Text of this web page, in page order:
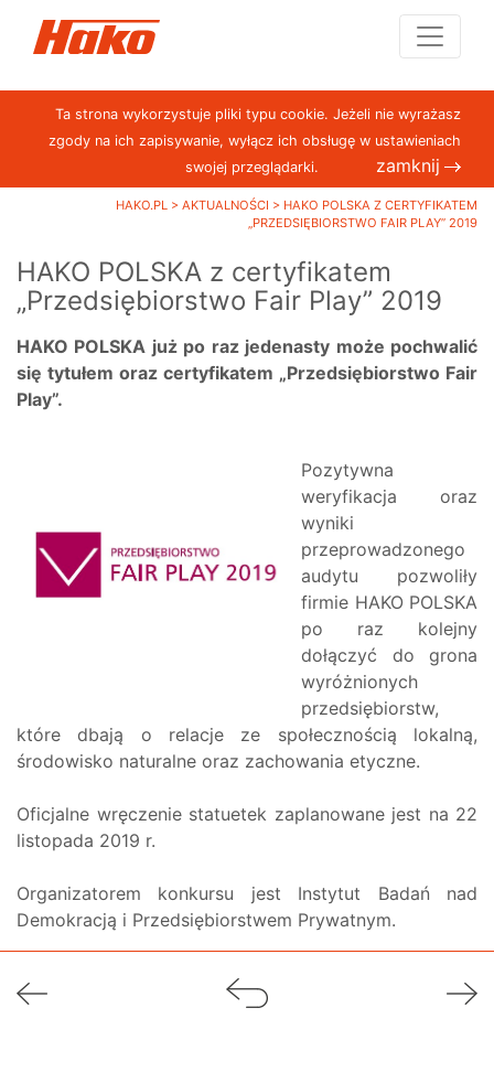
Ta strona wykorzystuje pliki typu cookie. Jeżeli nie wyrażasz
zgody na ich zapisywanie, wyłącz ich obsługę w ustawieniach
swojej przeglądarki.
zamknij
HAKO.PL > AKTUALNOŚCI > HAKO POLSKA Z CERTYFIKATEM
„PRZEDSIĘBIORSTWO FAIR PLAY” 2019
HAKO POLSKA z certyfikatem
„Przedsiębiorstwo Fair Play” 2019
HAKO POLSKA już po raz jedenasty może pochwalić
się tytułem oraz certyfikatem „Przedsiębiorstwo Fair
Play”.
Pozytywna
weryfikacja oraz
wyniki
przeprowadzonego
audytu pozwoliły
firmie HAKO POLSKA
po raz kolejny
dołączyć do grona
wyróżnionych
przedsiębiorstw,
które dbają o relacje ze społecznością lokalną,
środowisko naturalne oraz zachowania etyczne.
Oficjalne wręczenie statuetek zaplanowane jest na 22
listopada 2019 r.
Organizatorem konkursu jest Instytut Badań nad
Demokracją i Przedsiębiorstwem Prywatnym.